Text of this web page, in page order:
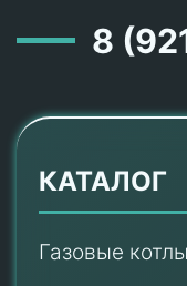
8
КАТАЛОГ
Газовые